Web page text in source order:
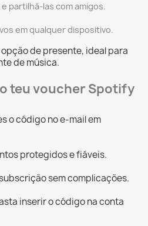
partilhá-las com amigos.
em qualquer dispositivo.
de presente, ideal para
de música.
teu voucher Spotify
o código no e-mail em
protegidos e fiáveis.
sem complicações.
inserir o código na conta